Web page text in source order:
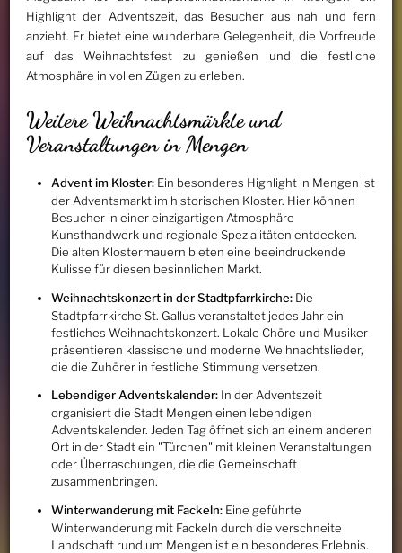
Highlight der Adventszeit, das Besucher aus nah und fern
anzieht. Er bietet eine wunderbare Gelegenheit, die Vorfreude
auf das Weihnachtsfest zu genießen und die festliche
Atmosphäre in vollen Zügen zu erleben.
Weitere Weihnachtsmärkte und
Veranstaltungen in Mengen
Advent im Kloster:Ein besonderes Highlight in Mengen ist
der Adventsmarkt im historischen Kloster. Hier können
Besucher in einer einzigartigen Atmosphäre
Kunsthandwerk und regionale Spezialitäten entdecken.
Die alten Klostermauern bieten eine beeindruckende
Kulisse für diesen besinnlichen Markt.
Weihnachtskonzert in der Stadtpfarrkirche:Die
Stadtpfarrkirche St. Gallus veranstaltet jedes Jahr ein
festliches Weihnachtskonzert. Lokale Chöre und Musiker
präsentieren klassische und moderne Weihnachtslieder,
die die Zuhörer in festliche Stimmung versetzen.
Lebendiger Adventskalender:In der Adventszeit
organisiert die Stadt Mengen einen lebendigen
Adventskalender. Jeden Tag öffnet sich an einem anderen
Ort in der Stadt ein "Türchen" mit kleinen Veranstaltungen
oder Überraschungen, die die Gemeinschaft
zusammenbringen.
Winterwanderung mit Fackeln:Eine geführte
Winterwanderung mit Fackeln durch die verschneite
Landschaft rund um Mengen ist ein besonderes Erlebnis.